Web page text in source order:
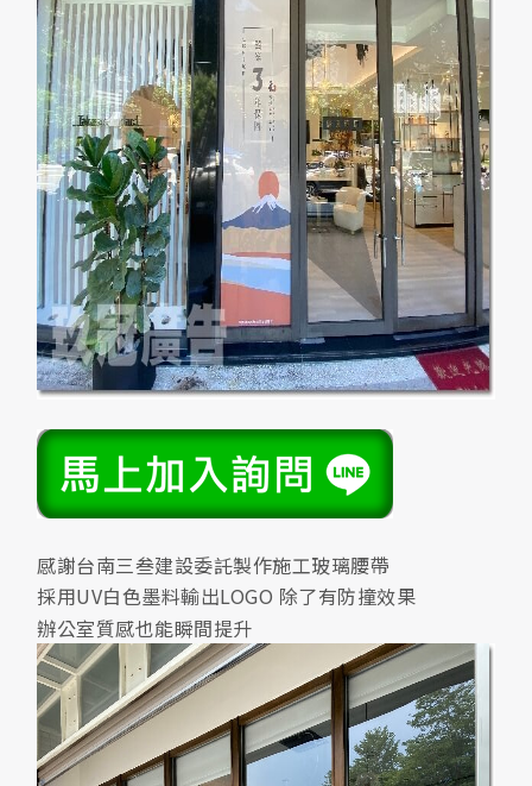
感謝台南三叁建設委託製作施工玻璃腰帶
採用UV白色墨料輸出LOGO 除了有防撞效果
辦公室質感也能瞬間提升